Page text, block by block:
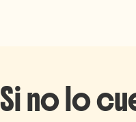
Si no lo